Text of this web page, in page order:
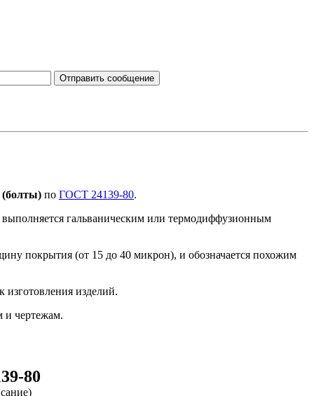
(болты) по ГОСТ 24139-80.
гальваническим или термодиффузионным
покрытия (от 15 до 40 микрон), и обозначается похожим
изготовления изделий.
и чертежам.
80